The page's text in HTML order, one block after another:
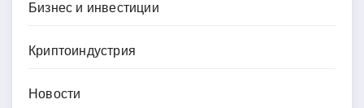
Бизнес и инвестиции
Криптоиндустрия
Новости